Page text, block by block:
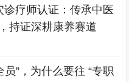
诊疗师认证：传承中医
持证深耕康养赛道
员”，为什么要往 “专职